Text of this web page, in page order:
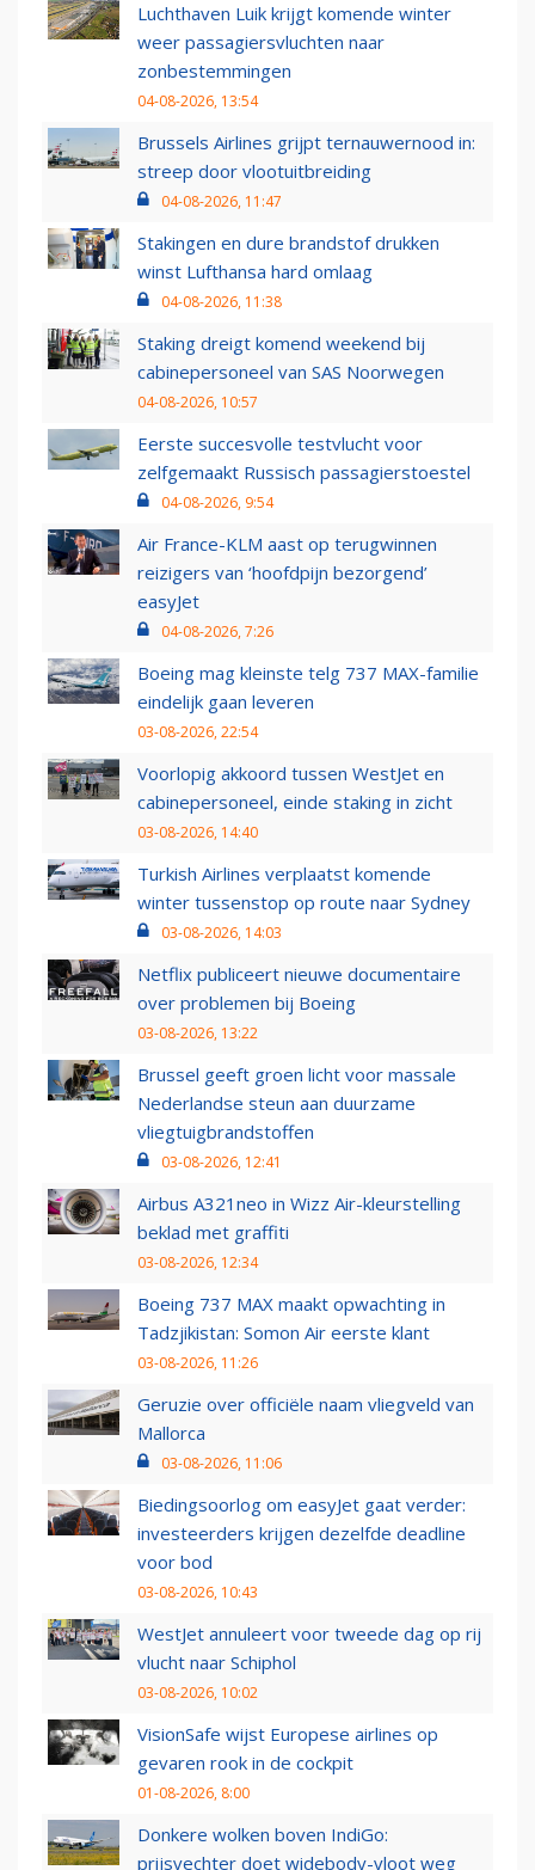
Luchthaven Luik krijgt komende winter
weer passagiersvluchten naar
zonbestemmingen
04-08-2026, 13:54
Brussels Airlines grijpt ternauwernood in:
streep door vlootuitbreiding
04-08-2026, 11:47
Stakingen en dure brandstof drukken
winst Lufthansa hard omlaag
04-08-2026, 11:38
Staking dreigt komend weekend bij
cabinepersoneel van SAS Noorwegen
04-08-2026, 10:57
Eerste succesvolle testvlucht voor
zelfgemaakt Russisch passagierstoestel
04-08-2026, 9:54
Air France-KLM aast op terugwinnen
reizigers van ‘hoofdpijn bezorgend’
easyJet
04-08-2026, 7:26
Boeing mag kleinste telg 737 MAX-familie
eindelijk gaan leveren
03-08-2026, 22:54
Voorlopig akkoord tussen WestJet en
cabinepersoneel, einde staking in zicht
03-08-2026, 14:40
Turkish Airlines verplaatst komende
winter tussenstop op route naar Sydney
03-08-2026, 14:03
Netflix publiceert nieuwe documentaire
over problemen bij Boeing
03-08-2026, 13:22
Brussel geeft groen licht voor massale
Nederlandse steun aan duurzame
vliegtuigbrandstoffen
03-08-2026, 12:41
Airbus A321neo in Wizz Air-kleurstelling
beklad met graffiti
03-08-2026, 12:34
Boeing 737 MAX maakt opwachting in
Tadzjikistan: Somon Air eerste klant
03-08-2026, 11:26
Geruzie over officiële naam vliegveld van
Mallorca
03-08-2026, 11:06
Biedingsoorlog om easyJet gaat verder:
investeerders krijgen dezelfde deadline
voor bod
03-08-2026, 10:43
WestJet annuleert voor tweede dag op rij
vlucht naar Schiphol
03-08-2026, 10:02
VisionSafe wijst Europese airlines op
gevaren rook in de cockpit
01-08-2026, 8:00
Donkere wolken boven IndiGo:
prijsvechter doet widebody-vloot weg